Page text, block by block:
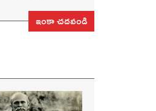
ఇంకా చదవండి